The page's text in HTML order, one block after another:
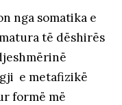
nga somatika e
të dëshirës
e metafizikë
formë më